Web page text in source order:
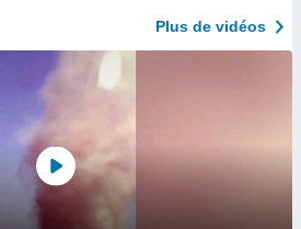
Plus de vidéos